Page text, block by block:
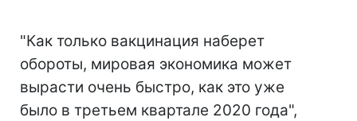
"Как только вакцинация наберет
обороты, мировая экономика может
вырасти очень быстро, как это уже
было в третьем квартале 2020 года",